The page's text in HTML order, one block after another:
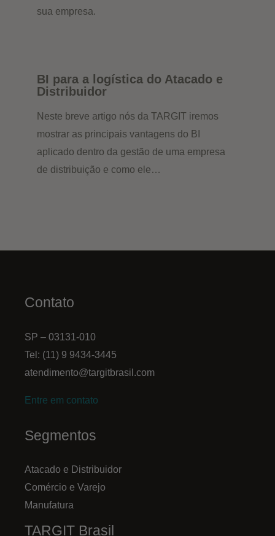
sua empresa.
BI para a logística do Atacado e
Distribuidor
Neste breve artigo nós da TARGIT iremos
mostrar as principais vantagens do BI
aplicado dentro da gestão de uma empresa
de distribuição e como ele…
Contato
SP – 03131-010
Tel: (11) 9 9434-3445
atendimento@targitbrasil.com
Entre em contato
Segmentos
Atacado e Distribuidor
Comércio e Varejo
Manufatura
TARGIT Brasil